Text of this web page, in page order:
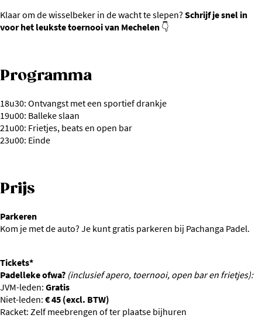
Klaar om de wisselbeker in de wacht te slepen? Schrijf je snel in
voor het leukste toernooi van Mechelen 👇
Programma
18u30: Ontvangst met een sportief drankje
19u00: Balleke slaan
21u00: Frietjes, beats en open bar
23u00: Einde
Prijs
Parkeren
Kom je met de auto? Je kunt gratis parkeren bij Pachanga Padel.
Tickets*
Padelleke ofwa? (inclusief apero, toernooi, open bar en frietjes):
JVM-leden: Gratis
Niet-leden: € 45 (excl. BTW)
Racket: Zelf meebrengen of ter plaatse bijhuren